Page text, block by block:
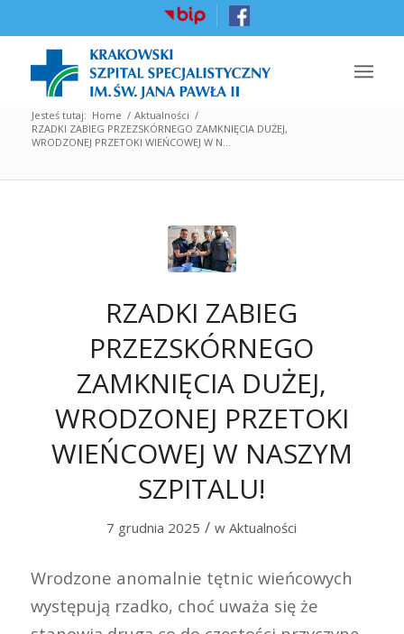
Jesteś tutaj: Home / Aktualności /
RZADKI ZABIEG PRZEZSKÓRNEGO ZAMKNIĘCIA DUŻEJ,
WRODZONEJ PRZETOKI WIEŃCOWEJ W N...
RZADKI ZABIEG
PRZEZSKÓRNEGO
ZAMKNIĘCIA DUŻEJ,
WRODZONEJ PRZETOKI
WIEŃCOWEJ W NASZYM
SZPITALU!
7 grudnia 2025 / wAktualności
Wrodzone anomalnie tętnic wieńcowych
występują rzadko, choć uważa się że